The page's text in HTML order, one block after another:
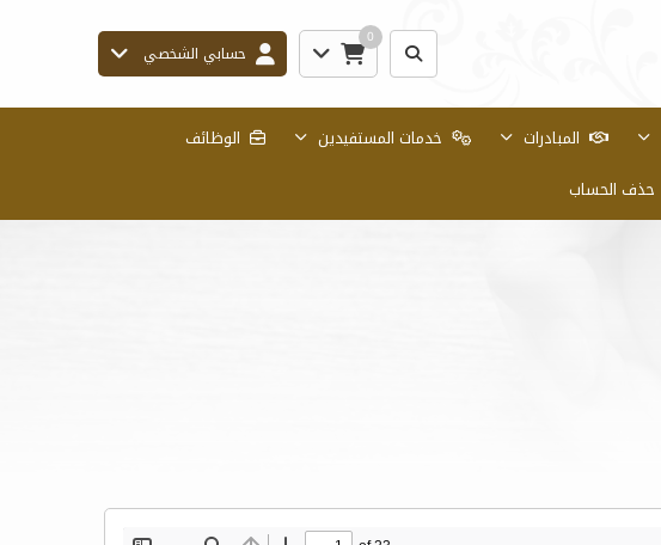
0
حسابي الشخصي
المبادرات خدمات المستفيدين
الوظائف
حذف الحساب